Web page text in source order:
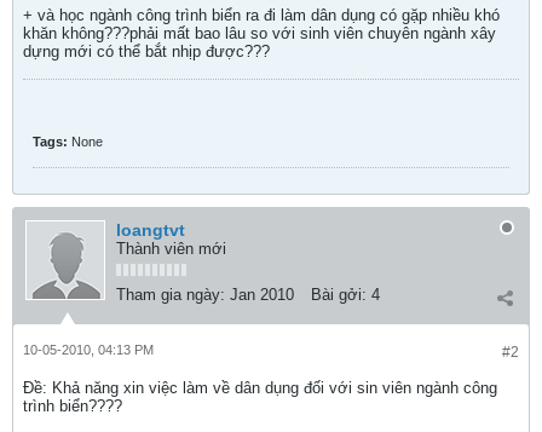
+ và học ngành công trình biển ra đi làm dân dụng có gặp nhiều khó
khăn không???phải mất bao lâu so với sinh viên chuyên ngành xây
dựng mới có thể bắt nhịp được???
Tags: None
loangtvt
Thành viên mới
Tham gia ngày: Jan 2010 Bài gởi: 4
#2
10-05-2010, 04:13 PM
Ðề: Khả năng xin việc làm về dân dụng đối với sin viên ngành công
trình biển????